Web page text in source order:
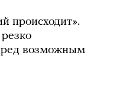
происходит».
возможным